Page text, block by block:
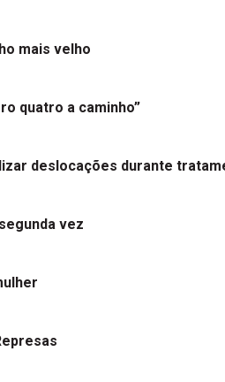
mais velho
quatro a caminho”
deslocações durante
vez